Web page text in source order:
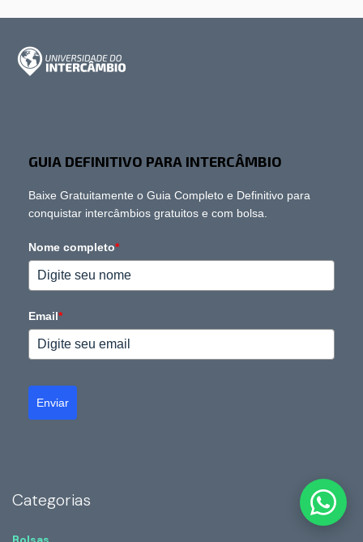
GUIA DEFINITIVO PARA INTERCÂMBIO
Baixe Gratuitamente o Guia Completo e Definitivo para
conquistar intercâmbios gratuitos e com bolsa.
Nome completo*
Email*
Enviar
Categorias